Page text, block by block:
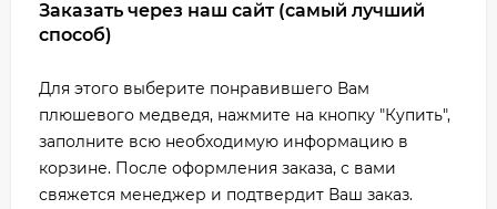
Заказать через наш сайт (самый лучший
способ)
Для этого выберите понравившего Вам
плюшевого медведя, нажмите на кнопку "Купить",
заполните всю необходимую информацию в
корзине. После оформления заказа, с вами
свяжется менеджер и подтвердит Ваш заказ.